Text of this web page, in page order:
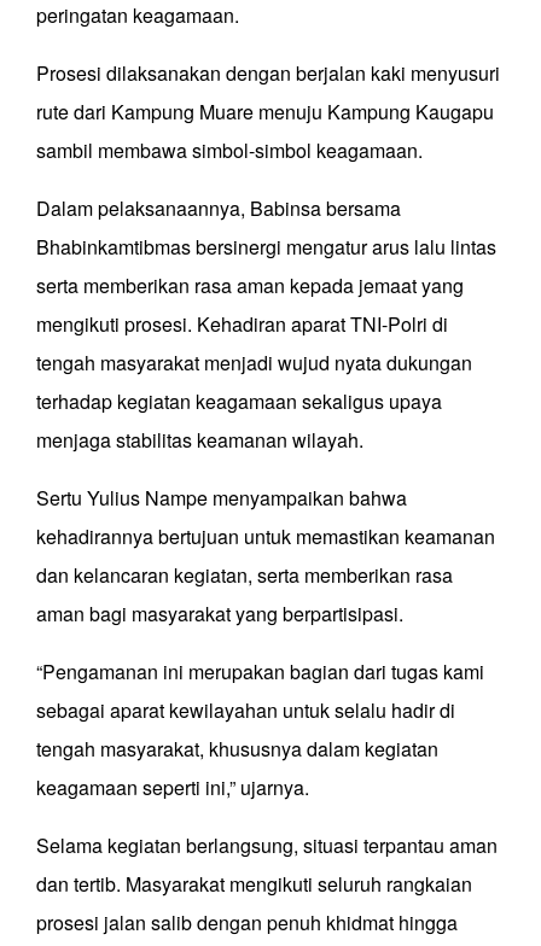
peringatan keagamaan.
Prosesi dilaksanakan dengan berjalan kaki menyusuri
rute dari Kampung Muare menuju Kampung Kaugapu
sambil membawa simbol-simbol keagamaan.
Dalam pelaksanaannya, Babinsa bersama
Bhabinkamtibmas bersinergi mengatur arus lalu lintas
serta memberikan rasa aman kepada jemaat yang
mengikuti prosesi. Kehadiran aparat TNI-Polri di
tengah masyarakat menjadi wujud nyata dukungan
terhadap kegiatan keagamaan sekaligus upaya
menjaga stabilitas keamanan wilayah.
Sertu Yulius Nampe menyampaikan bahwa
kehadirannya bertujuan untuk memastikan keamanan
dan kelancaran kegiatan, serta memberikan rasa
aman bagi masyarakat yang berpartisipasi.
“Pengamanan ini merupakan bagian dari tugas kami
sebagai aparat kewilayahan untuk selalu hadir di
tengah masyarakat, khususnya dalam kegiatan
keagamaan seperti ini,” ujarnya.
Selama kegiatan berlangsung, situasi terpantau aman
dan tertib. Masyarakat mengikuti seluruh rangkaian
prosesi jalan salib dengan penuh khidmat hingga